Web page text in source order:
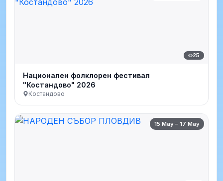
25
Национален фолклорен фестивал
"Костандово" 2026
Костандово
15 May – 17 May